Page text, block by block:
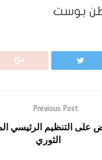
بوست
Previous Post
على التنظيم الرئيسي
الثوري